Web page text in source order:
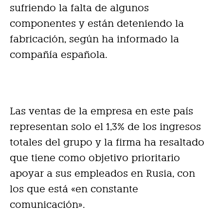
sufriendo la falta de algunos
componentes y están deteniendo la
fabricación, según ha informado la
compañía española.
Las ventas de la empresa en este país
representan solo el 1,3% de los ingresos
totales del grupo y la firma ha resaltado
que tiene como objetivo prioritario
apoyar a sus empleados en Rusia, con
los que está «en constante
comunicación».